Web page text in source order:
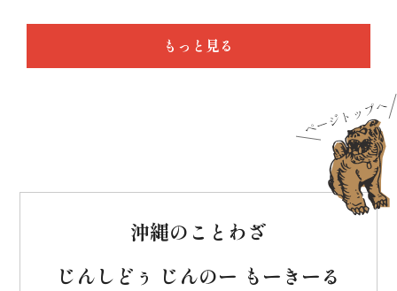
もっと見る
沖縄のことわざ
じんしどぅ じんのー もーきーる